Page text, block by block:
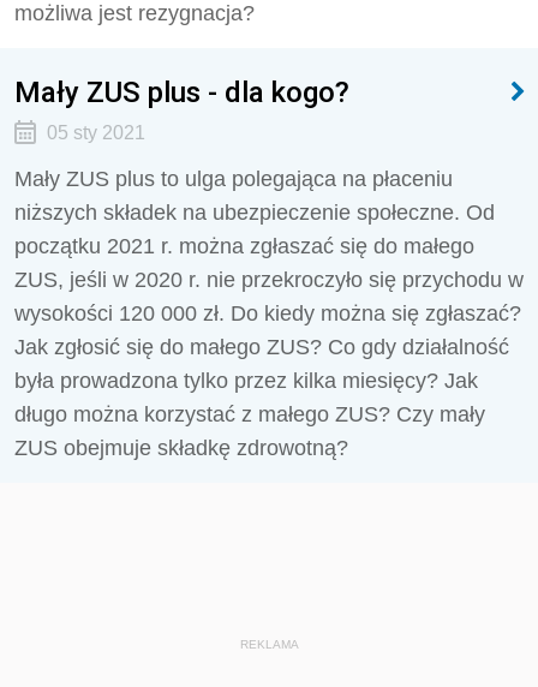
możliwa jest rezygnacja?
Mały ZUS plus - dla kogo?
05 sty 2021
Mały ZUS plus to ulga polegająca na płaceniu
niższych składek na ubezpieczenie społeczne. Od
początku 2021 r. można zgłaszać się do małego
ZUS, jeśli w 2020 r. nie przekroczyło się przychodu w
wysokości 120 000 zł. Do kiedy można się zgłaszać?
Jak zgłosić się do małego ZUS? Co gdy działalność
była prowadzona tylko przez kilka miesięcy? Jak
długo można korzystać z małego ZUS? Czy mały
ZUS obejmuje składkę zdrowotną?
REKLAMA